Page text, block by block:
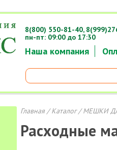
Наша компания
8(800) 550-81-40,
пн-пт: 09:00 до 17:30
Главная/Каталог/МЕШКИ
Расходные